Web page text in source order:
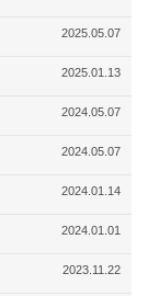
2025.05.07
2025.01.13
2024.05.07
2024.05.07
2024.01.14
2024.01.01
2023.11.22